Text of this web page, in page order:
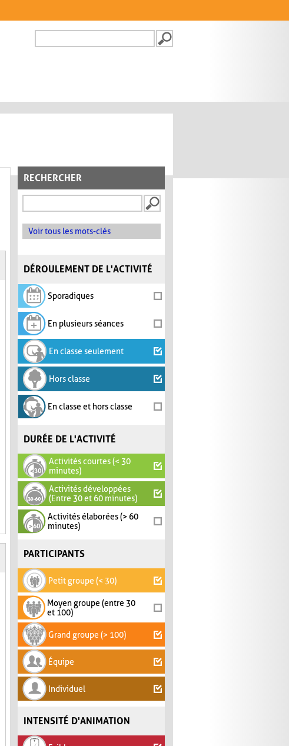
FORMULAIRE DE
RECHERCHER
Voir tous les mots-clés
DÉROULEMENT DE L'ACTIVITÉ
Sporadiques
En plusieurs séances
En classe seulement
Hors classe
En classe et hors classe
DURÉE DE L'ACTIVITÉ
Activités courtes (< 30
minutes)
Activités développées
(Entre 30 et 60 minutes)
Activités élaborées (> 60
minutes)
PARTICIPANTS
Petit groupe (< 30)
Moyen groupe (entre 30
et 100)
Grand groupe (> 100)
Équipe
Individuel
INTENSITÉ D'ANIMATION